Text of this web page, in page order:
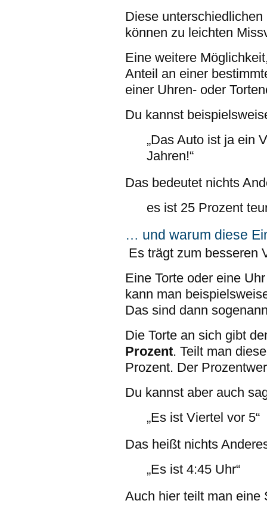
Diese
können zu leichten
Eine weitere
Anteil an einer
einer Uhren- oder
Du kannst
„Das Auto ist ja ein
Jahren!“
Das bedeutet nichts
es ist 25 Prozent
… und warum diese
Es trägt zum besseren
Eine Torte oder eine
kann man
Das sind dann
Die Torte an sich gibt
Prozent. Teilt man
Prozent. Der
Du kannst aber auch
„Es ist Viertel vor 5“
Das heißt nichts
„Es ist 4:45 Uhr“
Auch hier teilt man eine